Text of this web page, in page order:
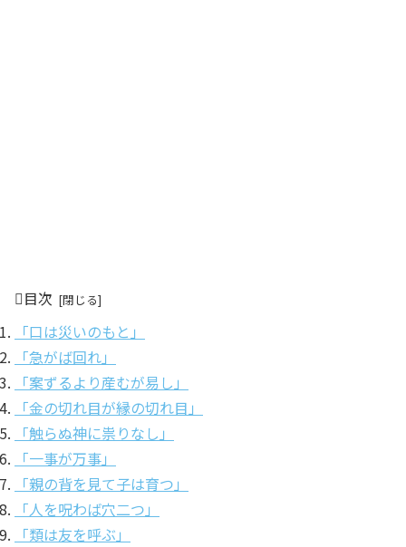
目次
「口は災いのもと」
「急がば回れ」
「案ずるより産むが易し」
「金の切れ目が縁の切れ目」
「触らぬ神に祟りなし」
「一事が万事」
「親の背を見て子は育つ」
「人を呪わば穴二つ」
「類は友を呼ぶ」